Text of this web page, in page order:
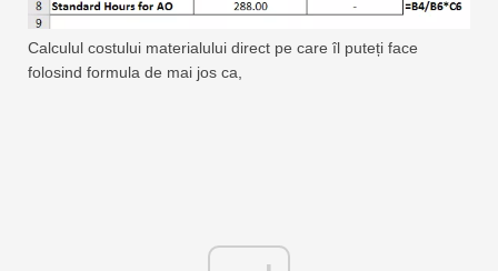
Calculul costului materialului direct pe care îl puteți face
folosind formula de mai jos ca,